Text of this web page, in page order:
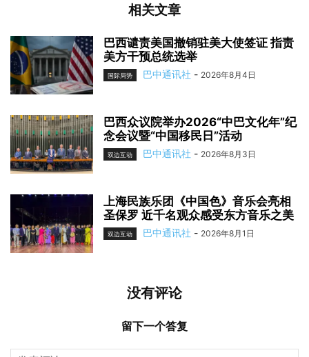
相关文章
巴西谴责美国撤销驻美大使签证 指责
美方干预总统选举
国际局势 巴中通讯社 - 2026年8月4日
巴西众议院举办2026“中巴文化年”纪
念会议暨“中国移民日”活动
双边互动 巴中通讯社 - 2026年8月3日
上海民族乐团《中国色》音乐会亮相
圣保罗 近千名观众感受东方音乐之美
双边互动 巴中通讯社 - 2026年8月1日
没有评论
留下一个答复